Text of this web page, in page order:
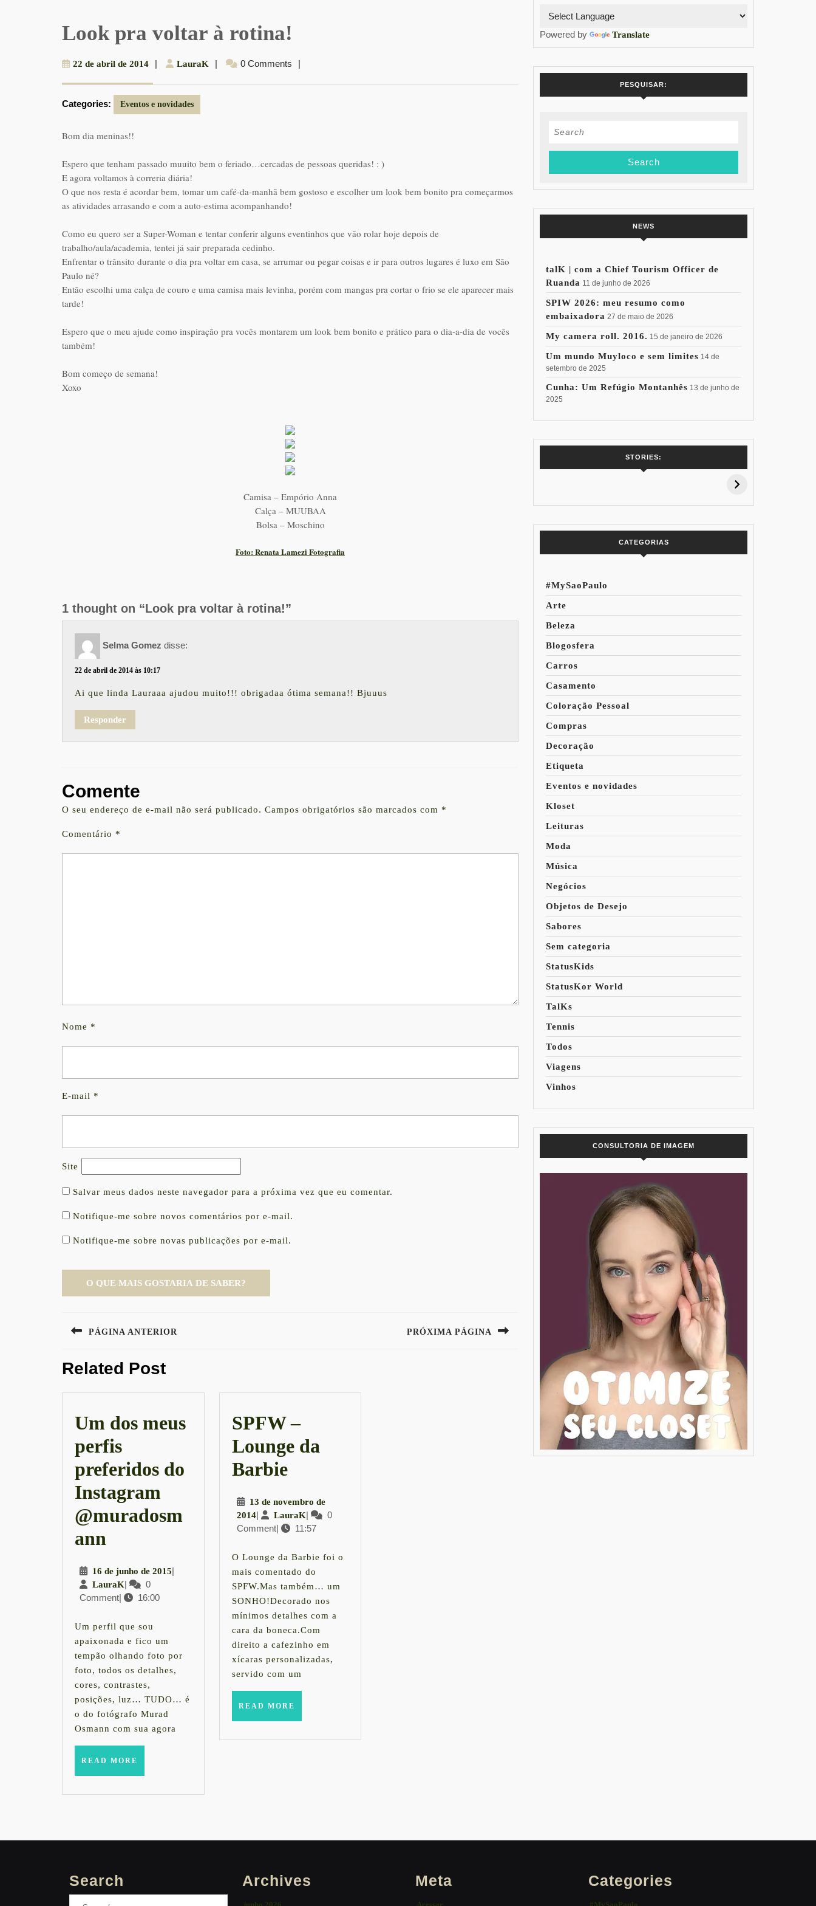
Look pra voltar à rotina!
22 de abril de 201422
de
2014
| LauraK LauraK
| 0 Comments |
Categories: Eventos e novidades
Bom dia meninas!!
Espero que tenham passado muuito bem o feriado…cercadas de pessoas queridas! : )
E agora voltamos à correria diária!
O que nos resta é acordar bem, tomar um café-da-manhã bem gostoso e escolher um look bem bonito pra começarmos
as atividades arrasando e com a auto-estima acompanhando!
Como eu quero ser a Super-Woman e tentar conferir alguns eventinhos que vão rolar hoje depois de
trabalho/aula/academia, tentei já sair preparada cedinho.
Enfrentar o trânsito durante o dia pra voltar em casa, se arrumar ou pegar coisas e ir para outros lugares é luxo em São
Paulo né?
Então escolhi uma calça de couro e uma camisa mais levinha, porém com mangas pra cortar o frio se ele aparecer mais
tarde!
Espero que o meu ajude como inspiração pra vocês montarem um look bem bonito e prático para o dia-a-dia de vocês
também!
Bom começo de semana!
Xoxo
Camisa – Empório Anna
Calça – MUUBAA
Bolsa – Moschino
Foto: Renata Lamezi Fotografia
1 thought on “Look pra voltar à rotina!”
Selma Gomez disse:
22 de abril de 2014 às 10:17
Ai que linda Lauraaa ajudou muito!!! obrigadaa ótima semana!! Bjuuus
Responder
Comente
O seu endereço de e-mail não será publicado. Campos obrigatórios são marcados com *
Comentário *
Nome *
E-mail *
Site
Salvar meus dados neste navegador para a próxima vez que eu comentar.
Notifique-me sobre novos comentários por e-mail.
Notifique-me sobre novas publicações por e-mail.
de
Post
PÁGINA ANTERIOR
post:
PRÓXIMA PÁGINA
Related Post
Um dos meus
perfis
preferidos do
Instagram
@muradosm
ann
meus
perfis
preferidos
do
Instagram
@muradosmann
16 de junho de 201516
|
LauraKLauraK
|
0
Comment| 16:00
Um perfil que sou
apaixonada e fico um
tempão olhando foto por
foto, todos os detalhes,
cores, contrastes,
posições, luz… TUDO… é
o do fotógrafo Murad
Osmann com sua agora
READ MORE
SPFW –
Lounge da
BarbieSPFW
Lounge
da
Barbie
13 de novembro de
201413
de
de
| LauraKLauraK
|
0
Comment| 11:57
O Lounge da Barbie foi o
mais comentado do
SPFW.Mas também… um
SONHO!Decorado nos
mínimos detalhes com a
cara da boneca.Com
direito a cafezinho em
xícaras personalizadas,
servido com um
READ MORE
Powered by Translate
PESQUISAR:
Search
NEWS
talK | com a Chief Tourism Officer de
Ruanda 11 de junho de 2026
SPIW 2026: meu resumo como
embaixadora 27 de maio de 2026
My camera roll. 2016. 15 de janeiro de 2026
Um mundo Muyloco e sem limites 14 de
setembro de 2025
Cunha: Um Refúgio Montanhês 13 de junho de
2025
STORIES:
7 Vinhos com +
15% de
Pessoal: Os
CATEGORIAS
#MySaoPaulo
Arte
Beleza
Blogosfera
Carros
Casamento
Coloração Pessoal
Compras
Decoração
Etiqueta
Eventos e novidades
Kloset
Leituras
Moda
Música
Negócios
Objetos de Desejo
Sabores
Sem categoria
StatusKids
StatusKor World
TalKs
Tennis
Todos
Viagens
Vinhos
CONSULTORIA DE IMAGEM
Search Archives Meta Categories